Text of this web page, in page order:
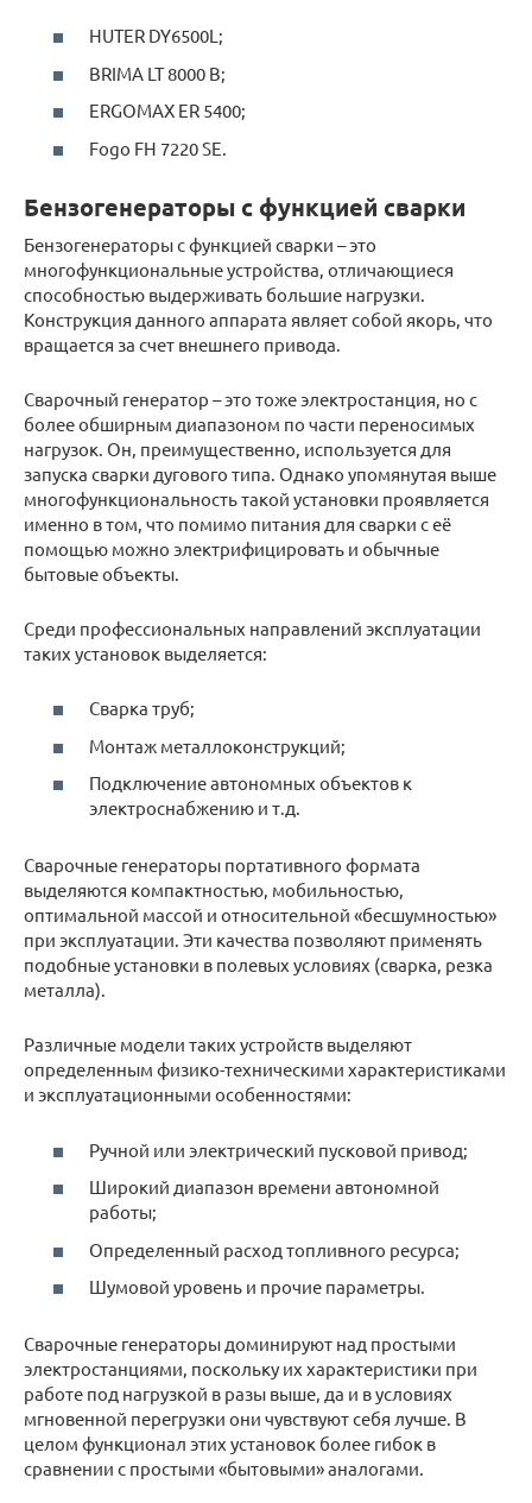
HUTER DY6500L;
BRIMA LT 8000 B;
ERGOMAX ER 5400;
Fogo FH 7220 SE.
Бензогенераторы с функцией сварки
Бензогенераторы с функцией сварки – это
многофункциональные устройства, отличающиеся
способностью выдерживать большие нагрузки.
Конструкция данного аппарата являет собой якорь, что
вращается за счет внешнего привода.
Сварочный генератор – это тоже электростанция, но с
более обширным диапазоном по части переносимых
нагрузок. Он, преимущественно, используется для
запуска сварки дугового типа. Однако упомянутая выше
многофункциональность такой установки проявляется
именно в том, что помимо питания для сварки с её
помощью можно электрифицировать и обычные
бытовые объекты.
Среди профессиональных направлений эксплуатации
таких установок выделяется:
Сварка труб;
Монтаж металлоконструкций;
Подключение автономных объектов к
электроснабжению и т.д.
Сварочные генераторы портативного формата
выделяются компактностью, мобильностью,
оптимальной массой и относительной «бесшумностью»
при эксплуатации. Эти качества позволяют применять
подобные установки в полевых условиях (сварка, резка
металла).
Различные модели таких устройств выделяют
определенным физико-техническими характеристиками
и эксплуатационными особенностями:
Ручной или электрический пусковой привод;
Широкий диапазон времени автономной
работы;
Определенный расход топливного ресурса;
Шумовой уровень и прочие параметры.
Сварочные генераторы доминируют над простыми
электростанциями, поскольку их характеристики при
работе под нагрузкой в разы выше, да и в условиях
мгновенной перегрузки они чувствуют себя лучше. В
целом функционал этих установок более гибок в
сравнении с простыми «бытовыми» аналогами.